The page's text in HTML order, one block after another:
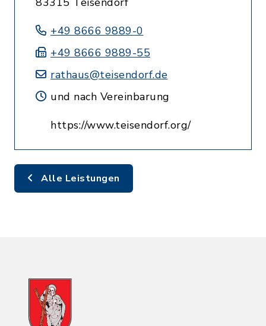
+49 8666 9889-0
+49 8666 9889-55
rathaus@teisendorf.de
und nach Vereinbarung
https://www.teisendorf.org/
Alle Leistungen